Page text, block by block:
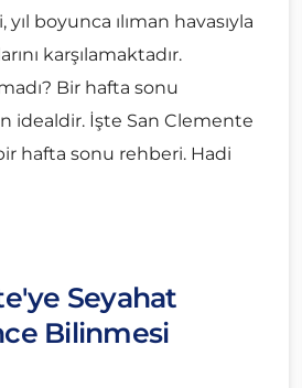
boyunca ılıman havasıyla
karşılamaktadır.
Bir hafta sonu
idealdir. İşte San Clemente
hafta sonu rehberi. Hadi
Seyahat
Bilinmesi